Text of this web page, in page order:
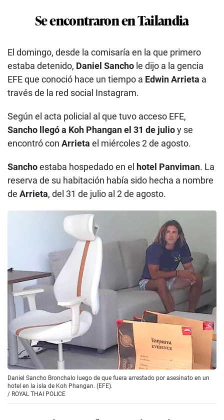
Se encontraron en Tailandia
El domingo, desde la comisaría en la que primero
estaba detenido, Daniel Sancho le dijo a la gencia
EFE que conoció hace un tiempo a Edwin Arrieta a
través de la red social Instagram.
Según el acta policial al que tuvo acceso EFE,
Sancho llegó a Koh Phangan el 31 de julioy se
encontró con Arrieta el miércoles 2 de agosto.
Sanchoestaba hospedado en el hotel Panviman. La
reserva de su habitación había sido hecha a nombre
de Arrieta, del 31 de julio al 2 de agosto.
Daniel Sancho Bronchalo luego de que fuera arrestado por asesinato en un
hotel en la isla de Koh Phangan. (EFE).
/ ROYAL THAI POLICE